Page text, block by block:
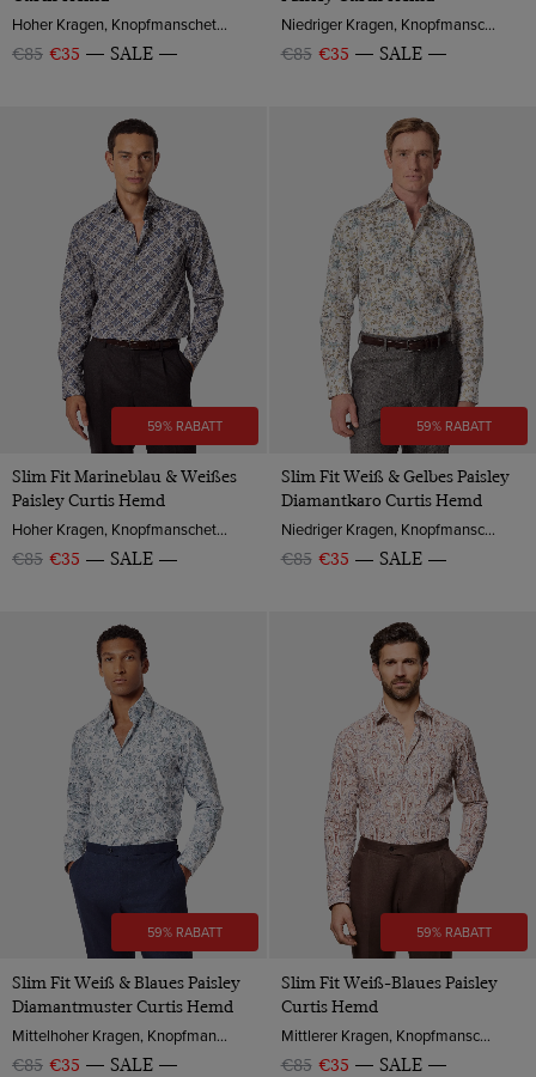
Hoher Kragen, Knopfmanschette, Baumwollsatin
€85 €35 SALE
Niedriger Kragen, Knopfmanschette, Baumwolle
€85 €35 SALE
59% RABATT
Slim Fit Marineblau & Weißes
Paisley Curtis Hemd
Hoher Kragen, Knopfmanschette, Baumwolle
€85 €35 SALE
59% RABATT
Slim Fit Weiß & Gelbes Paisley
Diamantkaro Curtis Hemd
Niedriger Kragen, Knopfmanschette, Baumwolle
€85 €35 SALE
59% RABATT
Slim Fit Weiß & Blaues Paisley
Diamantmuster Curtis Hemd
Mittelhoher Kragen, Knopfmanschette, Baumwolle
€85 €35 SALE
59% RABATT
Slim Fit Weiß-Blaues Paisley
Curtis Hemd
Mittlerer Kragen, Knopfmanschette, Baumwolle
€85 €35 SALE